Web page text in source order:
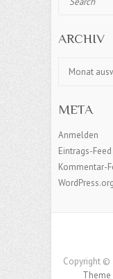
ARCHIV
META
Anmelden
Eintrags-Feed
Kommentar-
WordPress.org
Copyright ©
Theme